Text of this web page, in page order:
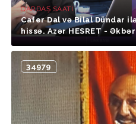
QARDAŞ SAATI
Cafer Dal və Bilal Dündar
hissə. Azər HESRET -
34979